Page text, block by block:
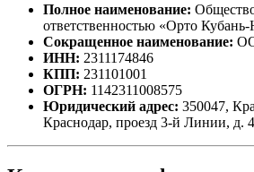
Полное наименование:
ответственностью «Орто
Сокращенное наименование:
ИНН: 2311174846
КПП: 231101001
ОГРН: 1142311008575
Юридический адрес: 350047,
Краснодар, проезд 3-й Линии, д. 4